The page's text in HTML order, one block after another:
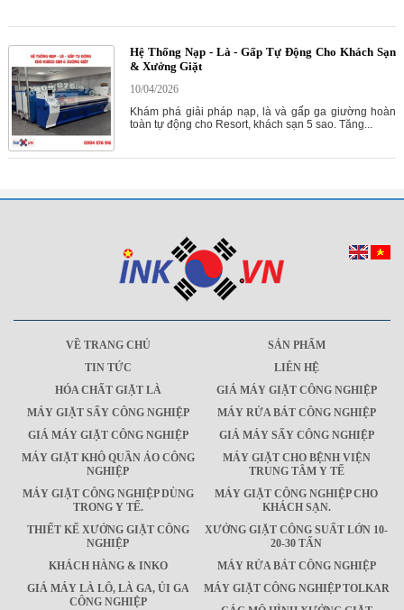
Hệ Thống Nạp - Là - Gấp Tự Động Cho Khách Sạn
& Xưởng Giặt
10/04/2026
Khám phá giải pháp nạp, là và gấp ga giường hoàn
toàn tự động cho Resort, khách sạn 5 sao. Tăng...
VỀ TRANG CHỦ
SẢN PHẨM
TIN TỨC
LIÊN HỆ
HÓA CHẤT GIẶT LÀ
GIÁ MÁY GIẶT CÔNG NGHIỆP
MÁY GIẶT SẤY CÔNG NGHIỆP
MÁY RỬA BÁT CÔNG NGHIỆP
GIÁ MÁY GIẶT CÔNG NGHIỆP
GIÁ MÁY SẤY CÔNG NGHIỆP
MÁY GIẶT KHÔ QUẦN ÁO CÔNG
NGHIỆP
MÁY GIẶT CHO BỆNH VIỆN
TRUNG TÂM Y TẾ
MÁY GIẶT CÔNG NGHIỆP DÙNG
TRONG Y TẾ.
MÁY GIẶT CÔNG NGHIỆP CHO
KHÁCH SẠN.
THIẾT KẾ XƯỞNG GIẶT CÔNG
NGHIỆP
XƯỞNG GIẶT CÔNG SUẤT LỚN 10-
20-30 TẤN
KHÁCH HÀNG & INKO
MÁY RỬA BÁT CÔNG NGHIỆP
GIÁ MÁY LÀ LÔ, LÀ GA, ỦI GA
CÔNG NGHIỆP
MÁY GIẶT CÔNG NGHIỆP TOLKAR